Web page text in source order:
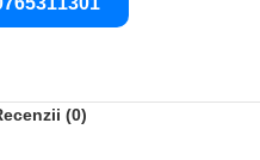
(0)